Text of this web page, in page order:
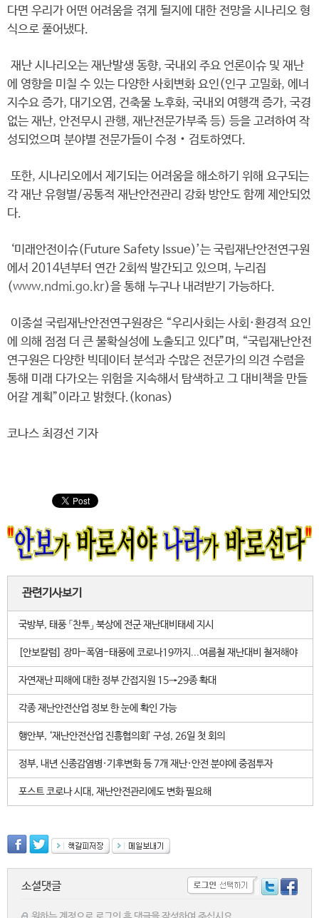
다면 우리가 어떤 어려움을 겪게 될지에 대한 전망을 시나리오 형
식으로 풀어냈다.
재난 시나리오는 재난발생 동향, 국내외 주요 언론이슈 및 재난
에 영향을 미칠 수 있는 다양한 사회변화 요인(인구 고밀화, 에너
지수요 증가, 대기오염, 건축물 노후화, 국내외 여행객 증가, 국경
없는 재난, 안전무시 관행, 재난전문가부족 등) 등을 고려하여 작
성되었으며 분야별 전문가들이 수정‧검토하였다.
또한, 시나리오에서 제기되는 어려움을 해소하기 위해 요구되는
각 재난 유형별/공통적 재난안전관리 강화 방안도 함께 제안되었
다.
‘미래안전이슈(Future Safety Issue)’는 국립재난안전연구원
에서 2014년부터 연간 2회씩 발간되고 있으며, 누리집
(www.ndmi.go.kr)을 통해 누구나 내려받기 가능하다.
이종설 국립재난안전연구원장은 “우리사회는 사회·환경적 요인
에 의해 점점 더 큰 불확실성에 노출되고 있다”며, “국립재난안전
연구원은 다양한 빅데이터 분석과 수많은 전문가의 의견 수렴을
통해 미래 다가오는 위험을 지속해서 탐색하고 그 대비책을 만들
어갈 계획”이라고 밝혔다.(konas)
코나스 최경선 기자
관련기사보기
국방부, 태풍 「찬투」 북상에 전군 재난대비태세 지시
[안보칼럼] 장마-폭염-태풍에 코로나19까지...여름철 재난대비 철저해야
자연재난 피해에 대한 정부 간접지원 15→29종 확대
각종 재난안전산업 정보 한 눈에 확인 가능
행안부, ‘재난안전산업 진흥협의회’ 구성, 26일 첫 회의
정부, 내년 신종감염병·기후변화 등 7개 재난·안전 분야에 중점투자
포스트 코로나 시대, 재난안전관리에도 변화 필요해
소셜댓글